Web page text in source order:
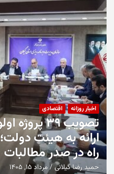
اخبار روزانه اقتصادی
تصویب ۳۹
ارائه به هیئت
راه در صدر مطالبات
مرداد ۱۵, ۱۴۰۵ حمید رضا گیلانی